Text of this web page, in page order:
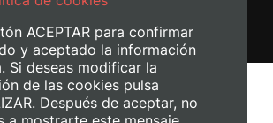
Avís legal
Política de cookies
ACEPTAR para confirmar
y aceptado la información
Si deseas modificar la
de las cookies pulsa
Después de aceptar, no